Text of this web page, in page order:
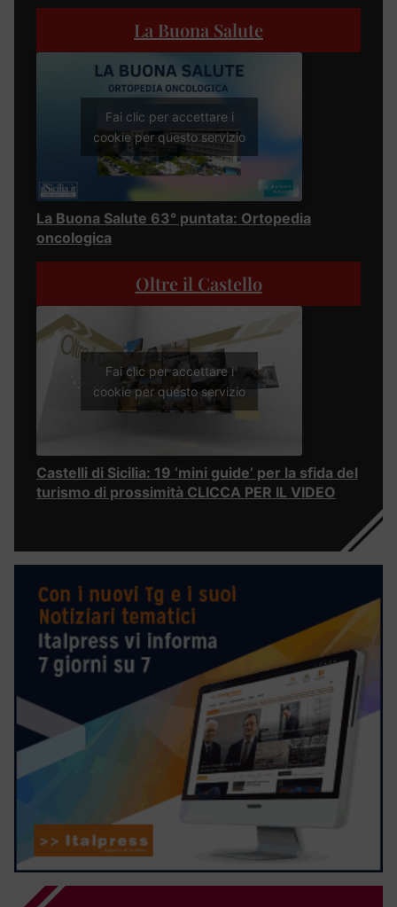
La Buona Salute
Fai clic per accettare i
cookie per questo servizio
La Buona Salute 63° puntata: Ortopedia
oncologica
Oltre il Castello
Fai clic per accettare i
cookie per questo servizio
Castelli di Sicilia: 19 ‘mini guide’ per la sfida del
turismo di prossimità CLICCA PER IL VIDEO